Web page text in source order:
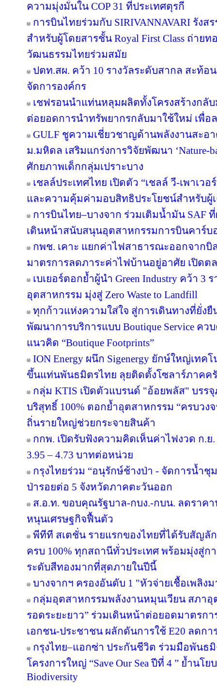
ความมุ่งมั่นใน COP 31 ที่ประเทศตุรกี
การบินไทยร่วมกับ SIRIVANNAVARI รังส
สำหรับผู้โดยสารชั้น Royal First Class ถ่าย
วัฒนธรรมไทยร่วมสมัย
ปตท.สผ. คว้า 10 รางวัลระดับสากล สะท้อ
จัดการองค์กร
เชฟรอนนำแท่นหลุมผลิตทั้งโครงสร้างกลั
ต่อยอดการนำทรัพยากรกลับมาใช้ใหม่ เพื่อ
GULF ชูความเชี่ยวชาญด้านพลังงานสะอ
ม.มหิดล เสริมแกร่งการวิจัยพัฒนา ‘Nature-
ศักยภาพเด็กกลุ่มเปราะบาง
เชลล์ประเทศไทย เปิดตัว “เชลล์ วี-เพาเว
และความคุ้มค่ามอบสิทธิประโยชน์สำหรับผู้
การบินไทย–บางจาก ร่วมเติมน้ำมัน SAF
เดินหน้าสนับสนุนอุตสาหกรรมการบินคาร์บ
กพช. เคาะ แยกค่าไฟสาธารณะออกจาก
มาตรการลดภาระค่าไฟบ้านอยู่อาศัย เปิดต
เบเยอร์ตอกย้ำผู้นำ Green Industry คว้า 3
อุตสาหกรรม มุ่งสู่ Zero Waste to Landfill
ทุกก้าวแห่งความใส่ใจ สู่การเดินทางที่ยั่ง
พัฒนาการบริการแบบ Boutique Service ค
แนวคิด “Boutique Footprints”
ION Energy ผนึก Sigenergy ยักษ์ใหญ่เท
ขึ้นแท่นพันธมิตรไทย ลุยติดตั้งโซลาร์ภาคครั
กลุ่ม KTIS เปิดตัวแบรนด์ "อ้อยพลัส" บร
บริสุทธิ์ 100% ตอกย้ำอุตสาหกรรม “ครบวง
ถิ่นรายใหญ่ช่วยกระจายสินค้า
กกพ. เปิดรับฟังความคิดเห็นค่าไฟงวด ก.ย.
3.95 – 4.73 บาทต่อหน่วย
กรุงไทยร่วม “อนุรักษ์ช้างป่า - จัดการน้ำ
ป่ารอยต่อ 5 จังหวัดภาคตะวันออก
ส.อ.ท. ขอบคุณรัฐบาล-กบง.-กบน. ลดราค
หนุนเศรษฐกิจฟื้นตัว
พีทีที สเตชั่น รายแรกของไทยที่ได้รับสัญลั
ครบ 100% ทุกสถานีทั่วประเทศ พร้อมมุ่งสู่ก
ระดับสีทองมากที่สุดภายในปีนี้
บางจากฯ ครองอันดับ 1 "หัวจ่ายเชื้อเพลิ
กลุ่มอุตสาหกรรมพลังงานหมุนเวียน สภาอุ
รอดระยะยาว” ร่วมเดินหน้าต่อยอดมาตรก
เอกชน-ประชาชน ผลักดันการใช้ E20 ลดกา
กรุงไทย–แอกซ่า ประกันชีวิต ร่วมมือพันธ
โครงการใหญ่ “Save Our Sea ปีที่ 4 ” ย้ำนโ
Biodiversity